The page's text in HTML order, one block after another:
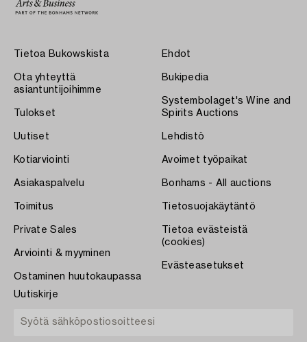
Tietoa Bukowskista
Ota yhteyttä
asiantuntijoihimme
Tulokset
Uutiset
Kotiarviointi
Asiakaspalvelu
Toimitus
Private Sales
Arviointi & myyminen
Ostaminen huutokaupassa
Ehdot
Bukipedia
Systembolaget's Wine and
Spirits Auctions
Lehdistö
Avoimet työpaikat
Bonhams - All auctions
Tietosuojakäytäntö
Tietoa evästeistä
(cookies)
Evästeasetukset
Uutiskirje